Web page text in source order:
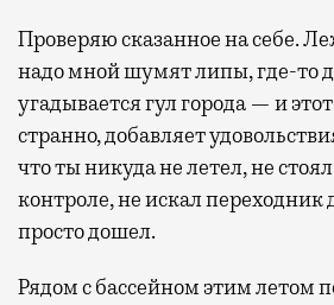
Проверяю сказанное на себе.
надо мной шумят липы, где-то
угадывается гул города — и
странно, добавляет
что ты никуда не летел, не
контроле, не искал переходник
просто дошел.
Рядом с бассейном этим летом